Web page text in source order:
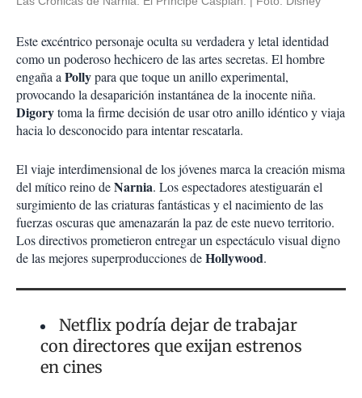
Este excéntrico personaje oculta su verdadera y letal identidad
como un poderoso hechicero de las artes secretas. El hombre
engaña aPollypara que toque un anillo experimental,
provocando la desaparición instantánea de la inocente niña.
Digorytoma la firme decisión de usar otro anillo idéntico y viaja
hacia lo desconocido para intentar rescatarla.
El viaje interdimensional de los jóvenes marca la creación misma
del mítico reino deNarnia. Los espectadores atestiguarán el
surgimiento de las criaturas fantásticas y el nacimiento de las
fuerzas oscuras que amenazarán la paz de este nuevo territorio.
Los directivos prometieron entregar un espectáculo visual digno
de las mejores superproducciones deHollywood.
Netflix podría dejar de trabajar
con directores que exijan estrenos
en cines